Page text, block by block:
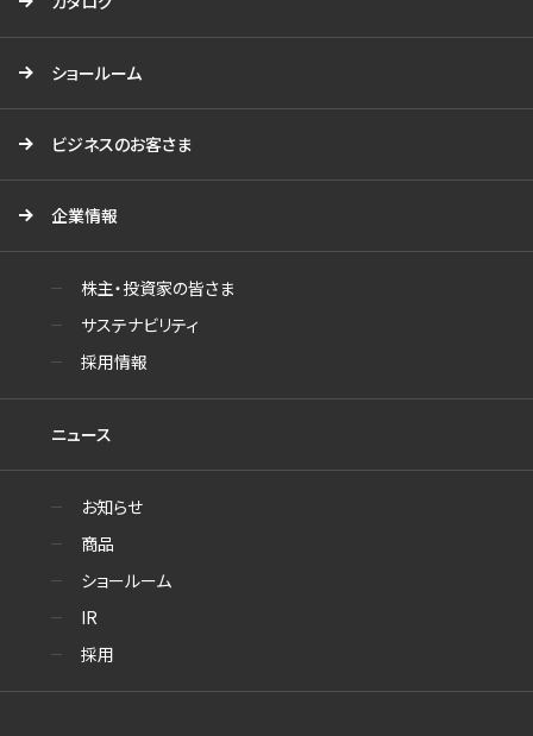
ショールーム
ビジネスのお客さま
企業情報
株主・投資家の皆さま
サステナビリティ
採用情報
ニュース
お知らせ
商品
ショールーム
IR
採用